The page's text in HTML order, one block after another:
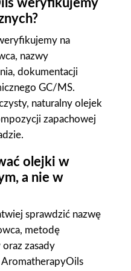
weryfikujemy
na
nazwy
dokumentacji
GC/MS.
naturalny olejek
zapachowej
olejki w
a nie w
sprawdzić nazwę
metodę
zasady